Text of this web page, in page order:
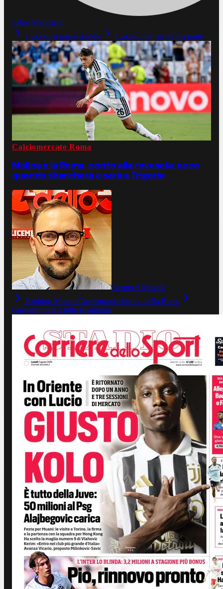
Fabio Mandarini
Lukaku al passo d'addio
Lukaku non arriva ma parte
Calciomercato Roma
Molina e la Roma, conto alla rovescia: ecco
quando sbarcherà e sarà a Trigoria
Jacopo Aliprandi
Rodrigo Mora e Cacciamani obiettivi della Roma
Gasperini urla a tutta la squadra